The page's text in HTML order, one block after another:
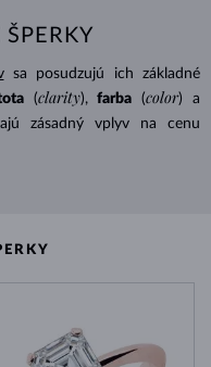
ŠPERKY
sa posudzujú ich základné
(clarity), farba (color) a
zásadný vplyv na cenu